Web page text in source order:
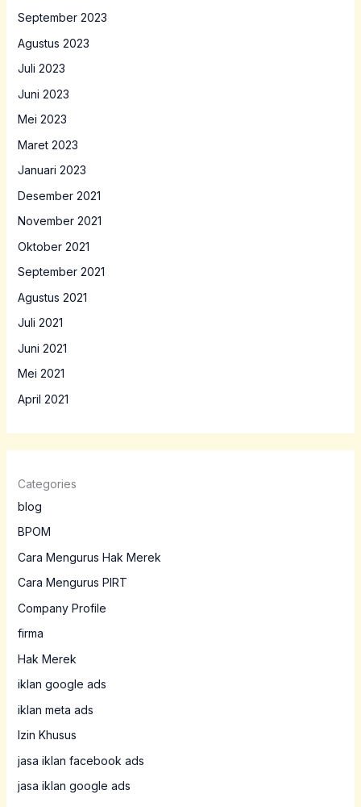
September 2023
Agustus 2023
Juli 2023
Juni 2023
Mei 2023
Maret 2023
Januari 2023
Desember 2021
November 2021
Oktober 2021
September 2021
Agustus 2021
Juli 2021
Juni 2021
Mei 2021
April 2021
Categories
blog
BPOM
Cara Mengurus Hak Merek
Cara Mengurus PIRT
Company Profile
firma
Hak Merek
iklan google ads
iklan meta ads
Izin Khusus
jasa iklan facebook ads
jasa iklan google ads